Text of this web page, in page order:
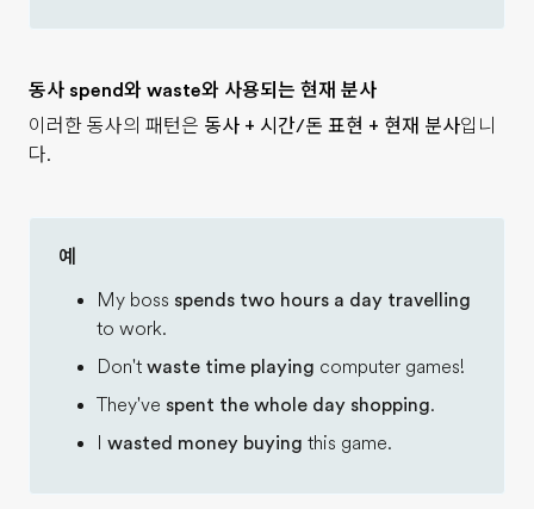
동사 spend와 waste와 사용되는 현재 분사
이러한 동사의 패턴은 동사 + 시간/돈 표현 + 현재 분사입니
다.
예
My boss spends two hours a day travelling
to work.
Don't waste time playing computer games!
They've spent the whole day shopping.
wasted money buying this game.